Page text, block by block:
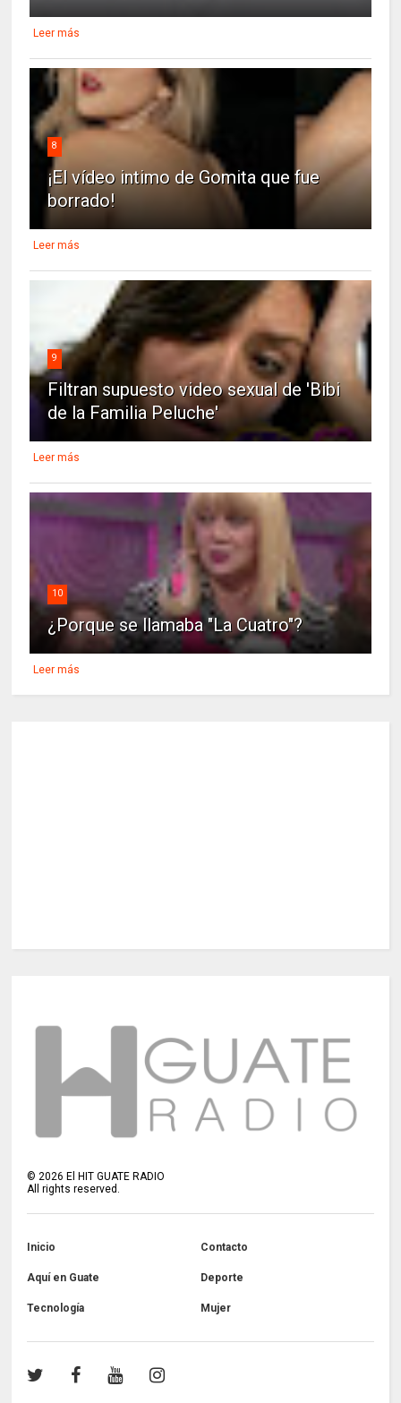
Leer más
8
¡El vídeo intimo de Gomita que fue
borrado!
Leer más
9
Filtran supuesto video sexual de 'Bibi
de la Familia Peluche'
Leer más
10
¿Porque se llamaba "La Cuatro"?
Leer más
©2026 El HIT GUATE RADIO
All rights reserved.
Inicio Contacto
Aquí en Guate Deporte
Tecnología Mujer